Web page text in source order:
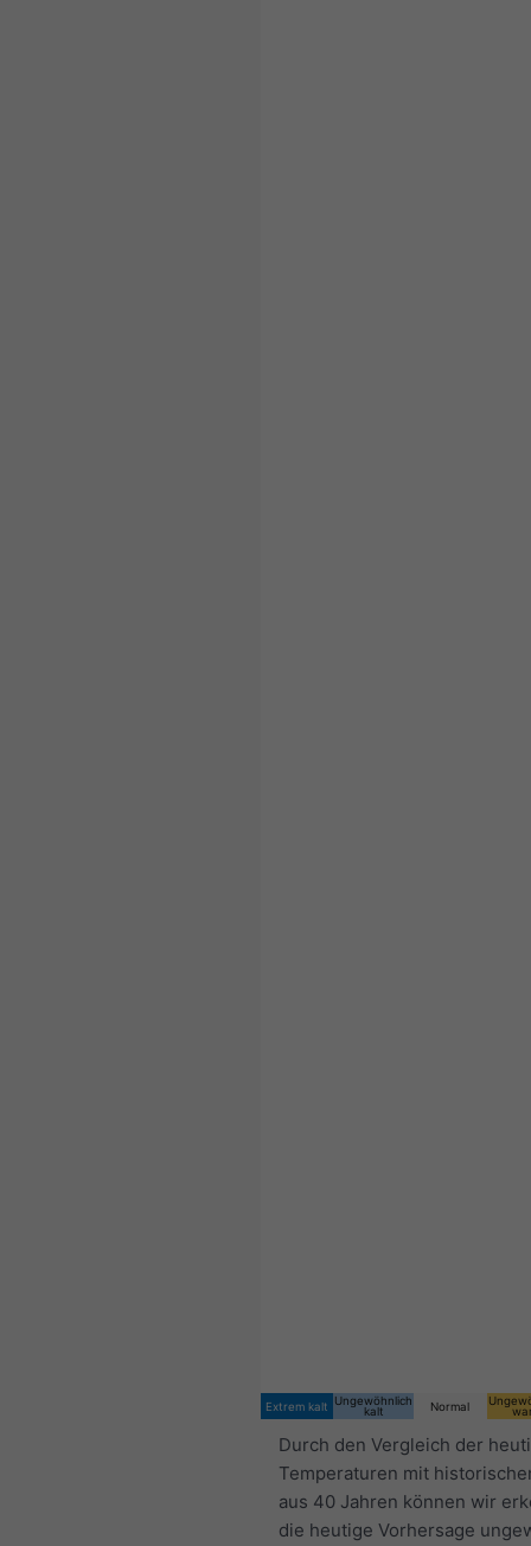
Extrem kalt
Ungewöhnlich
kalt
Normal
Durch den Vergleich der
Temperaturen mit
aus 40 Jahren können wir
die heutige Vorhersage